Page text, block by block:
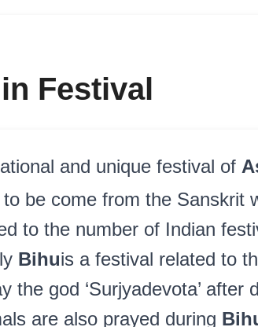
Festival
and unique festival of
to be come from the Sanskrit
to the number of Indian
Bihuis a festival related to
the god ‘Surjyadevota’ after
are also prayed during